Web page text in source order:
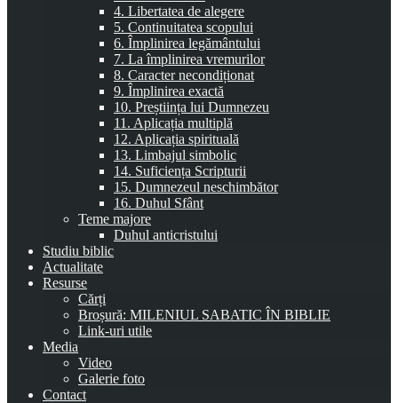
4. Libertatea de alegere
5. Continuitatea scopului
6. Împlinirea legământului
7. La împlinirea vremurilor
8. Caracter necondiționat
9. Împlinirea exactă
10. Preștiința lui Dumnezeu
11. Aplicația multiplă
12. Aplicația spirituală
13. Limbajul simbolic
14. Suficiența Scripturii
15. Dumnezeul neschimbător
16. Duhul Sfânt
Teme majore
Duhul anticristului
Studiu biblic
Actualitate
Resurse
Cărți
Broșură: MILENIUL SABATIC ÎN BIBLIE
Link-uri utile
Media
Video
Galerie foto
Contact